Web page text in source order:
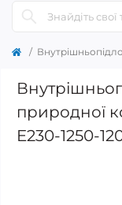
природної
E230-1250-